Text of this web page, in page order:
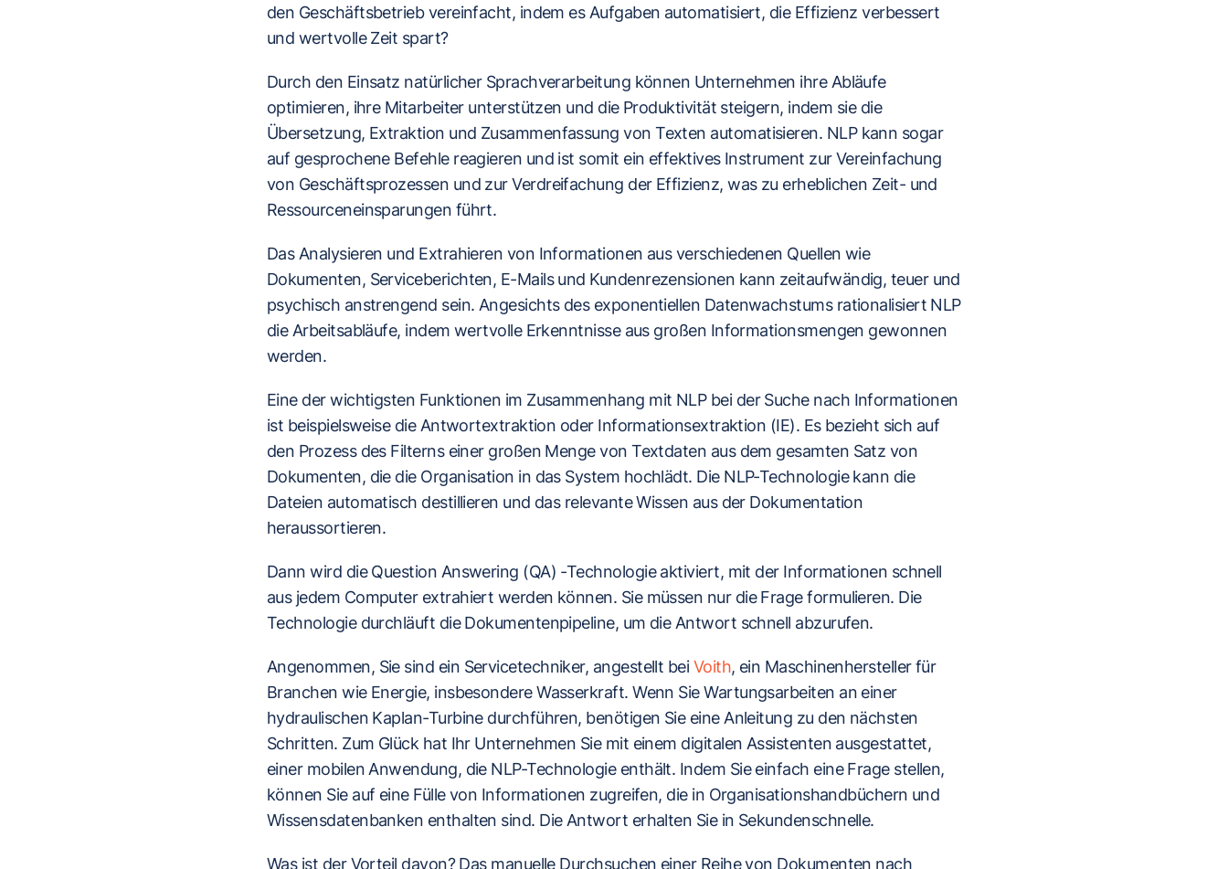
den Geschäftsbetrieb vereinfacht, indem es Aufgaben automatisiert, die Effizienz verbessert
und wertvolle Zeit spart?
Durch den Einsatz natürlicher Sprachverarbeitung können Unternehmen ihre Abläufe
optimieren, ihre Mitarbeiter unterstützen und die Produktivität steigern, indem sie die
Übersetzung, Extraktion und Zusammenfassung von Texten automatisieren. NLP kann sogar
auf gesprochene Befehle reagieren und ist somit ein effektives Instrument zur Vereinfachung
von Geschäftsprozessen und zur Verdreifachung der Effizienz, was zu erheblichen Zeit- und
Ressourceneinsparungen führt.
Das Analysieren und Extrahieren von Informationen aus verschiedenen Quellen wie
Dokumenten, Serviceberichten, E-Mails und Kundenrezensionen kann zeitaufwändig, teuer und
psychisch anstrengend sein. Angesichts des exponentiellen Datenwachstums rationalisiert NLP
die Arbeitsabläufe, indem wertvolle Erkenntnisse aus großen Informationsmengen gewonnen
werden.
Eine der wichtigsten Funktionen im Zusammenhang mit NLP bei der Suche nach Informationen
ist beispielsweise die Antwortextraktion oder Informationsextraktion (IE). Es bezieht sich auf
den Prozess des Filterns einer großen Menge von Textdaten aus dem gesamten Satz von
Dokumenten, die die Organisation in das System hochlädt. Die NLP-Technologie kann die
Dateien automatisch destillieren und das relevante Wissen aus der Dokumentation
heraussortieren.
Dann wird die Question Answering (QA) -Technologie aktiviert, mit der Informationen schnell
aus jedem Computer extrahiert werden können. Sie müssen nur die Frage formulieren. Die
Technologie durchläuft die Dokumentenpipeline, um die Antwort schnell abzurufen.
Angenommen, Sie sind ein Servicetechniker, angestellt beiVoith, ein Maschinenhersteller für
Branchen wie Energie, insbesondere Wasserkraft. Wenn Sie Wartungsarbeiten an einer
hydraulischen Kaplan-Turbine durchführen, benötigen Sie eine Anleitung zu den nächsten
Schritten. Zum Glück hat Ihr Unternehmen Sie mit einem digitalen Assistenten ausgestattet,
einer mobilen Anwendung, die NLP-Technologie enthält. Indem Sie einfach eine Frage stellen,
können Sie auf eine Fülle von Informationen zugreifen, die in Organisationshandbüchern und
Wissensdatenbanken enthalten sind. Die Antwort erhalten Sie in Sekundenschnelle.
Was ist der Vorteil davon? Das manuelle Durchsuchen einer Reihe von Dokumenten nach